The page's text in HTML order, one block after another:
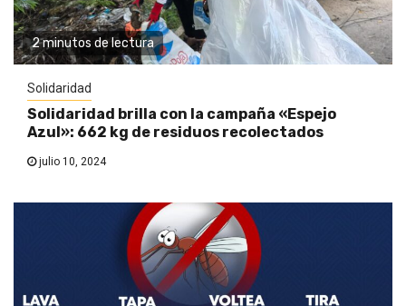
2 minutos de lectura
Solidaridad
Solidaridad brilla con la campaña «Espejo
Azul»: 662 kg de residuos recolectados
julio 10, 2024